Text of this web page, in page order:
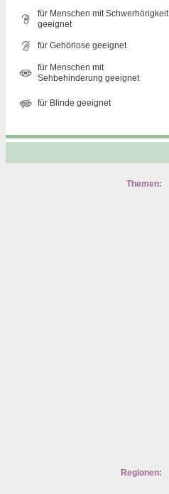
für Menschen mit Schwerhörigkeit
geeignet
für Gehörlose geeignet
für Menschen mit
Sehbehinderung geeignet
für Blinde geeignet
Themen:
Regionen: